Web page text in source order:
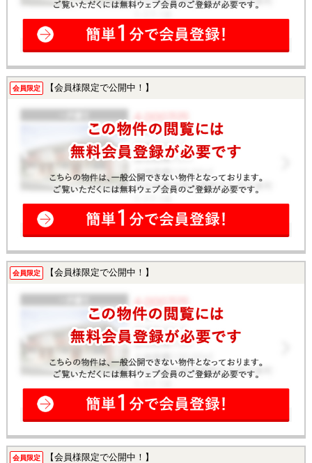
会員限定 【会員様限定で公開中！】
会員限定 【会員様限定で公開中！】
会員限定 【会員様限定で公開中！】